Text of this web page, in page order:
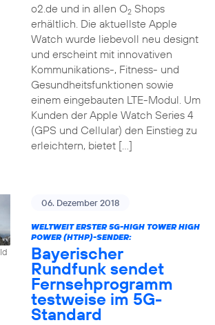
o2.de und in allen O2Shops
erhältlich. Die aktuellste Apple
Watch wurde liebevoll neu designt
und erscheint mit innovativen
Kommunikations-, Fitness- und
Gesundheitsfunktionen sowie
einem eingebauten LTE-Modul. Um
Kunden der Apple Watch Series 4
(GPS und Cellular) den Einstieg zu
erleichtern, bietet […]
06. Dezember 2018
WELTWEIT ERSTER 5G-HIGH TOWER HIGH
POWER (HTHP)-SENDER:
Bayerischer
Rundfunk sendet
Fernsehprogramm
testweise im 5G-
Standard